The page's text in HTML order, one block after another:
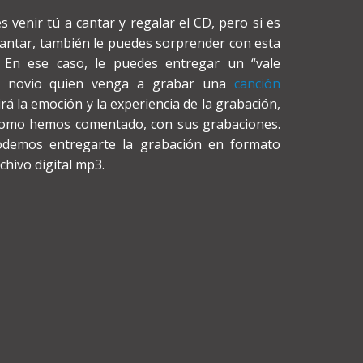
venir tú a cantar y regalar el CD, pero si es
también le puedes sorprender con esta
En ese caso, le puedes entregar un “vale
quien venga a grabar una canción
la emoción y la experiencia de la grabación,
hemos comentado, con sus grabaciones.
entregarte la grabación en formato
digital mp3.